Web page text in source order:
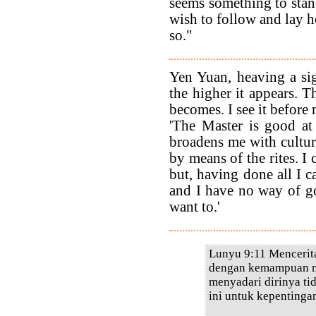
wish to follow and lay
so."
Yen Yuan, heaving a
the higher it appears.
becomes. I see it
'The Master is good
broadens me with
by means of the rites. I
but, having done all I
and I have no way of
want to.'
Lunyu 9:11
dengan
menyadari dirinya
ini untuk